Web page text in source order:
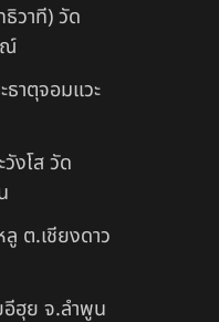
วาที) วัด
ณ์
าตุจอมแวะ
งโส วัด
ต.เชียงดาว
อีฮุย จ.ลำพูน